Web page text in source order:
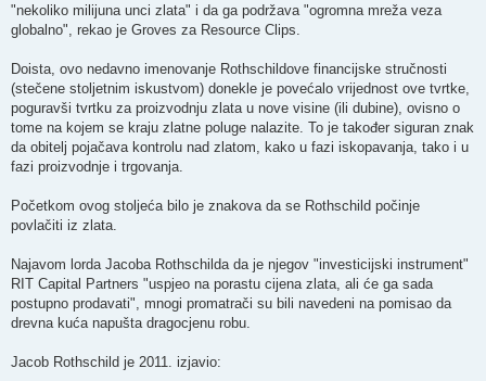
"nekoliko milijuna unci zlata" i da ga podržava "ogromna mreža veza
globalno", rekao je Groves za Resource Clips.
Doista, ovo nedavno imenovanje Rothschildove financijske stručnosti
(stečene stoljetnim iskustvom) donekle je povećalo vrijednost ove tvrtke,
poguravši tvrtku za proizvodnju zlata u nove visine (ili dubine), ovisno o
tome na kojem se kraju zlatne poluge nalazite. To je također siguran znak
da obitelj pojačava kontrolu nad zlatom, kako u fazi iskopavanja, tako i u
fazi proizvodnje i trgovanja.
Početkom ovog stoljeća bilo je znakova da se Rothschild počinje
povlačiti iz zlata.
Najavom lorda Jacoba Rothschilda da je njegov "investicijski instrument"
RIT Capital Partners "uspjeo na porastu cijena zlata, ali će ga sada
postupno prodavati", mnogi promatrači su bili navedeni na pomisao da
drevna kuća napušta dragocjenu robu.
Jacob Rothschild je 2011. izjavio: